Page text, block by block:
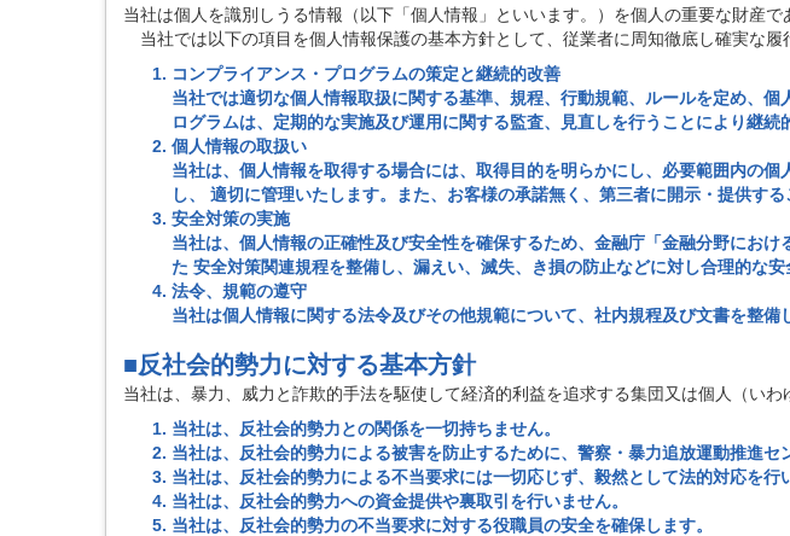
当社は個人を識別しうる情報（以下「個人情報」といいます。）を個人の重要な財産
当社では以下の項目を個人情報保護の基本方針として、従業者に周知徹底し確実な履
コンプライアンス・プログラムの策定と継続的改善
当社では適切な個人情報取扱に関する基準、規程、行動規範、ルールを定め、
ログラムは、定期的な実施及び運用に関する監査、見直しを行うことにより継続
個人情報の取扱い
当社は、個人情報を取得する場合には、取得目的を明らかにし、必要範囲内の
し、 適切に管理いたします。また、お客様の承諾無く、第三者に開示・提供する
安全対策の実施
当社は、個人情報の正確性及び安全性を確保するため、金融庁「金融分野にお
た 安全対策関連規程を整備し、漏えい、滅失、き損の防止などに対し合理的な安
法令、規範の遵守
当社は個人情報に関する法令及びその他規範について、社内規程及び文書を整備
■反社会的勢力に対する基本方針
当社は、暴力、威力と詐欺的手法を駆使して経済的利益を追求する集団又は個人（い
当社は、反社会的勢力との関係を一切持ちません。
当社は、反社会的勢力による被害を防止するために、警察・暴力追放運動推進
当社は、反社会的勢力による不当要求には一切応じず、毅然として法的対応を行
当社は、反社会的勢力への資金提供や裏取引を行いません。
当社は、反社会的勢力の不当要求に対する役職員の安全を確保します。